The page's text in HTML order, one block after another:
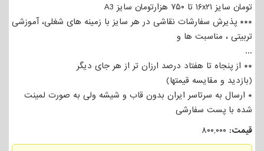
تومان سایز ۱۶x۲۱ تا ۷۵۰ هزارتومان سایز A3
*** پذیرش سفارشات نقاشی در هر سایز با زمینه های شغلی، آموزشی
تربیتی ، مناسبت ها و
...
** از پنجاه تا هفتاد درصد ارزان تر از هر جای دیگر
(بازدید و مقایسه قیمتها)
* ارسال به سرتاسر ایران بدون قاب و شیشه ولی به صورت لمینت
شده با پست سفارشی
قیمت: ۸۰۰,۰۰۰